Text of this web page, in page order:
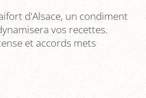
d'Alsace, un condiment
vos recettes.
et accords mets